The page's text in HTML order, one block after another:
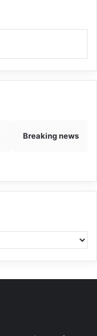
Breaking news